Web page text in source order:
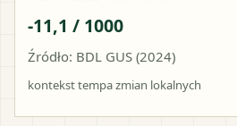
-11,1 / 1000
Źródło: BDL GUS (2024)
kontekst tempa zmian lokalnych